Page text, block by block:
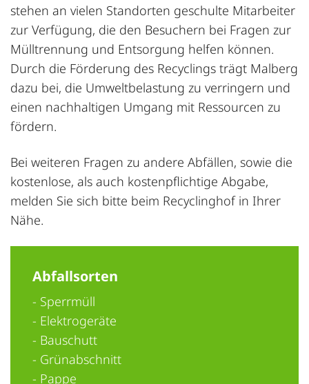
stehen an vielen Standorten geschulte Mitarbeiter
zur Verfügung, die den Besuchern bei Fragen zur
Mülltrennung und Entsorgung helfen können.
Durch die Förderung des Recyclings trägt Malberg
dazu bei, die Umweltbelastung zu verringern und
einen nachhaltigen Umgang mit Ressourcen zu
fördern.
Bei weiteren Fragen zu andere Abfällen, sowie die
kostenlose, als auch kostenpflichtige Abgabe,
melden Sie sich bitte beim Recyclinghof in Ihrer
Nähe.
Abfallsorten
- Sperrmüll
- Elektrogeräte
- Bauschutt
- Grünabschnitt
- Pappe